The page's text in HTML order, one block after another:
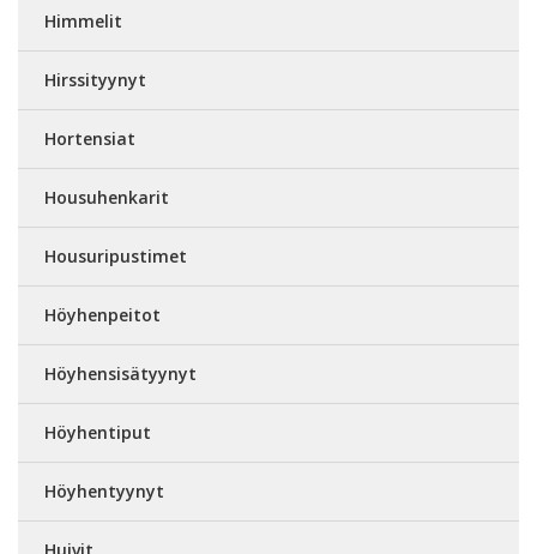
Himmelit
Hirssityynyt
Hortensiat
Housuhenkarit
Housuripustimet
Höyhenpeitot
Höyhensisätyynyt
Höyhentiput
Höyhentyynyt